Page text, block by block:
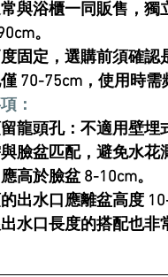
常與浴櫃一同販售，
。
度固定，選購前須確認
70-75cm ，使用時
：
龍頭孔：不適用壁埋
臉盆匹配，避免水花
高於臉盆 8-10cm。
出水口應離盆高度
水口長度的搭配也非